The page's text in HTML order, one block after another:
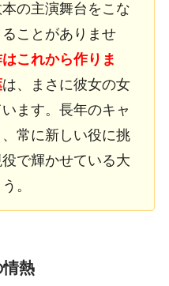
の主演舞台をこな
ことがありませ
これから作りま
は、まさに彼女の女
ます。長年のキャ
常に新しい役に挑
で輝かせている大
。
熱